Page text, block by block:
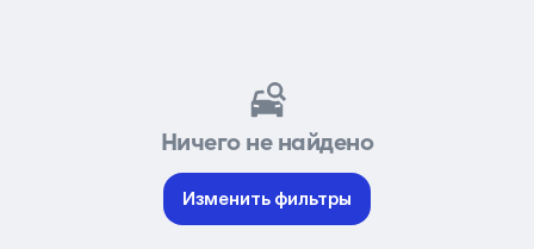
Ничего не найдено
Изменить фильтры